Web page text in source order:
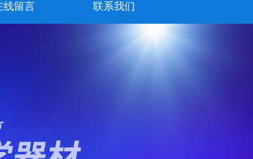
线留言 联系我们